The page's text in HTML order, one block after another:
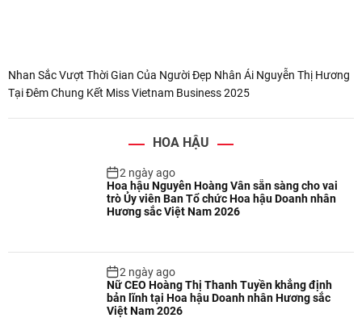
Nhan Sắc Vượt Thời Gian Của Người Đẹp Nhân Ái Nguyễn Thị Hương
Tại Đêm Chung Kết Miss Vietnam Business 2025
HOA HẬU
2 ngày ago
Hoa hậu Nguyễn Hoàng Vân sẵn sàng cho vai
trò Ủy viên Ban Tổ chức Hoa hậu Doanh nhân
Hương sắc Việt Nam 2026
2 ngày ago
Nữ CEO Hoàng Thị Thanh Tuyền khẳng định
bản lĩnh tại Hoa hậu Doanh nhân Hương sắc
Việt Nam 2026